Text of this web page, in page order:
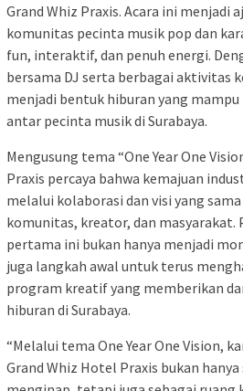
Grand Whiz Praxis. Acara ini menjadi
komunitas pecinta musik pop dan
fun, interaktif, dan penuh energi.
bersama DJ serta berbagai aktivitas
menjadi bentuk hiburan yang
antar pecinta musik di Surabaya.
Mengusung tema “One Year One
Praxis percaya bahwa kemajuan
melalui kolaborasi dan visi yang
komunitas, kreator, dan masyarakat.
pertama ini bukan hanya menjadi
juga langkah awal untuk terus
program kreatif yang memberikan
hiburan di Surabaya.
“Melalui tema One Year One Vision,
Grand Whiz Hotel Praxis bukan